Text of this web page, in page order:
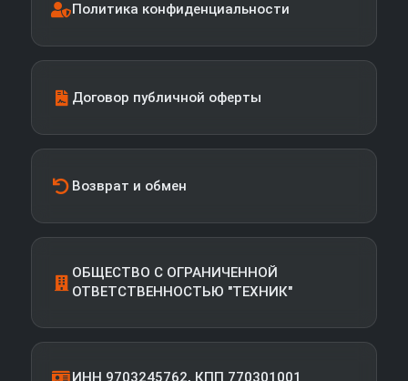
Политика конфиденциальности
Договор публичной оферты
Возврат и обмен
ОБЩЕСТВО С ОГРАНИЧЕННОЙ
ОТВЕТСТВЕННОСТЬЮ "ТЕХНИК"
ИНН 9703245762, КПП 770301001